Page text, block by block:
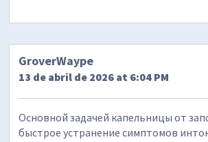
GroverWaype
13 de abril de 2026 at 6:04 PM
Основной задачей капельницы от
быстрое устранение симптомов